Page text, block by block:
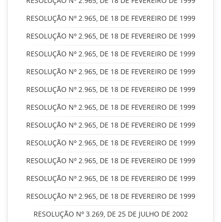
RESOLUÇÃO Nº 2.965, DE 18 DE FEVEREIRO DE 1999
RESOLUÇÃO Nº 2.965, DE 18 DE FEVEREIRO DE 1999
RESOLUÇÃO Nº 2.965, DE 18 DE FEVEREIRO DE 1999
RESOLUÇÃO Nº 2.965, DE 18 DE FEVEREIRO DE 1999
RESOLUÇÃO Nº 2.965, DE 18 DE FEVEREIRO DE 1999
RESOLUÇÃO Nº 2.965, DE 18 DE FEVEREIRO DE 1999
RESOLUÇÃO Nº 2.965, DE 18 DE FEVEREIRO DE 1999
RESOLUÇÃO Nº 2.965, DE 18 DE FEVEREIRO DE 1999
RESOLUÇÃO Nº 2.965, DE 18 DE FEVEREIRO DE 1999
RESOLUÇÃO Nº 2.965, DE 18 DE FEVEREIRO DE 1999
RESOLUÇÃO Nº 2.965, DE 18 DE FEVEREIRO DE 1999
RESOLUÇÃO Nº 3.269, DE 25 DE JULHO DE 2002